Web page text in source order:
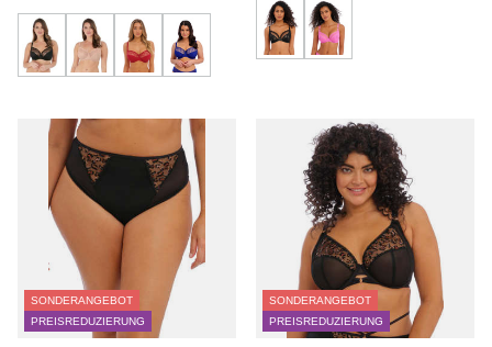
SONDERANGEBOT
PREISREDUZIERUNG
SONDERANGEBOT
PREISREDUZIERUNG